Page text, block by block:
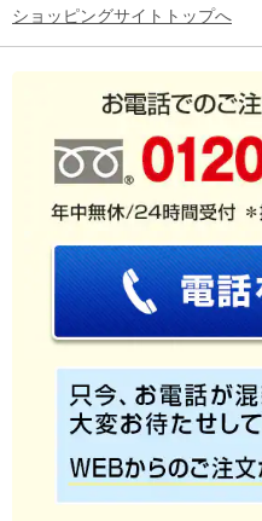
ショッピングサイトトップへ